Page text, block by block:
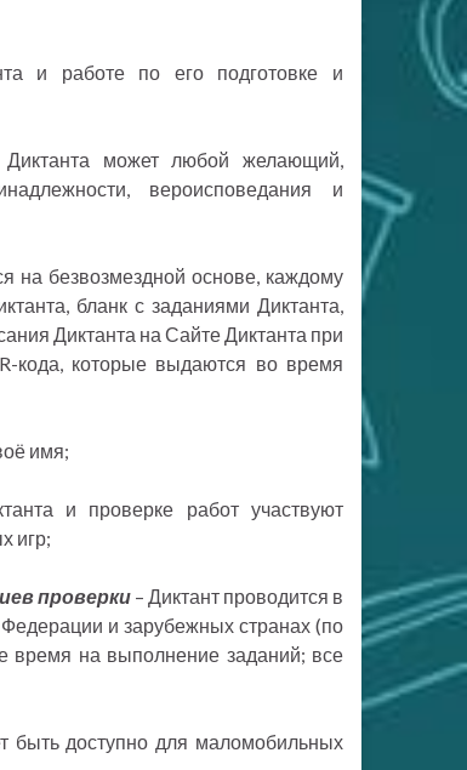
и работе по его подготовке и
может любой желающий,
вероисповедания и
на безвозмездной основе, каждому
бланк с заданиями Диктанта,
Диктанта на Сайте Диктанта при
кода, которые выдаются во время
имя;
и проверке работ участвуют
игр;
проверки – Диктант проводится в
и зарубежных странах (по
время на выполнение заданий; все
быть доступно для маломобильных